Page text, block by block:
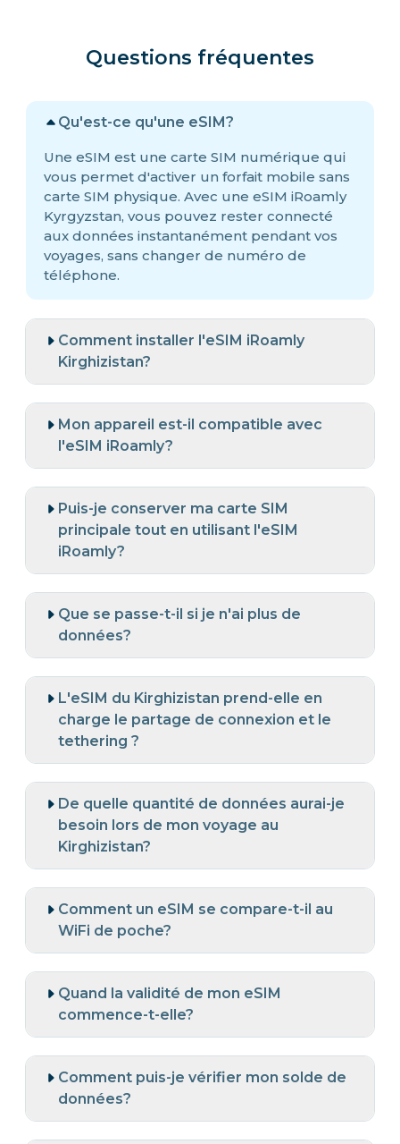
Questions fréquentes
Qu'est-ce qu'une eSIM?
Une eSIM est une carte SIM numérique qui
vous permet d'activer un forfait mobile sans
carte SIM physique. Avec une eSIM iRoamly
Kyrgyzstan, vous pouvez rester connecté
aux données instantanément pendant vos
voyages, sans changer de numéro de
téléphone.
Comment installer l'eSIM iRoamly
Kirghizistan?
Mon appareil est-il compatible avec
l'eSIM iRoamly?
Puis-je conserver ma carte SIM
principale tout en utilisant l'eSIM
iRoamly?
Que se passe-t-il si je n'ai plus de
données?
L'eSIM du Kirghizistan prend-elle en
charge le partage de connexion et le
tethering ?
De quelle quantité de données aurai-je
besoin lors de mon voyage au
Kirghizistan?
Comment un eSIM se compare-t-il au
WiFi de poche?
Quand la validité de mon eSIM
commence-t-elle?
Comment puis-je vérifier mon solde de
données?